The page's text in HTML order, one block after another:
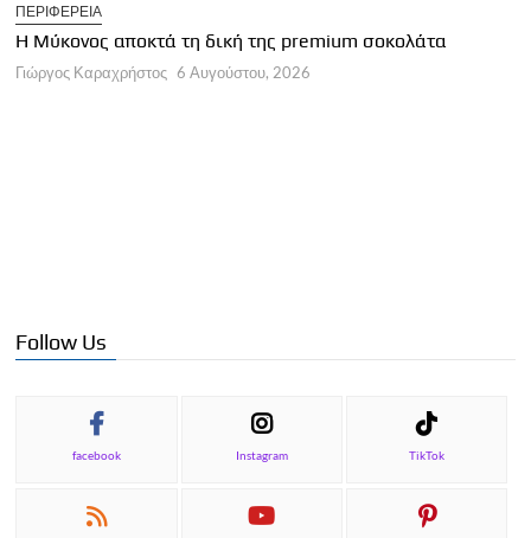
ΠΕΡΙΦΕΡΕΙΑ
Η Μύκονος αποκτά τη δική της premium σοκολάτα
Γιώργος Καραχρήστος 6 Αυγούστου, 2026
Follow Us
facebook Instagram TikTok